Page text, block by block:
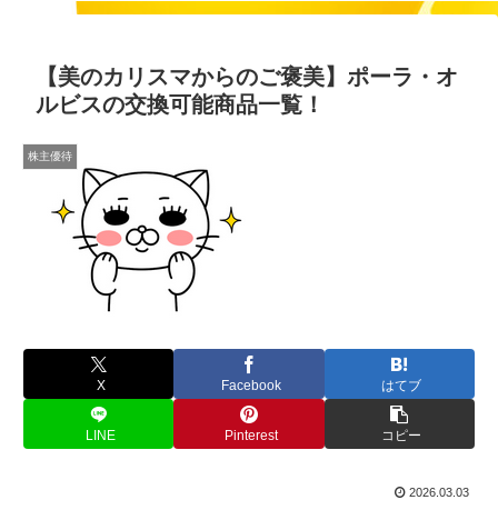
【美のカリスマからのご褒美】ポーラ・オ
ルビスの交換可能商品一覧！
株主優待
X Facebook はてブ
LINE Pinterest コピー
2026.03.03